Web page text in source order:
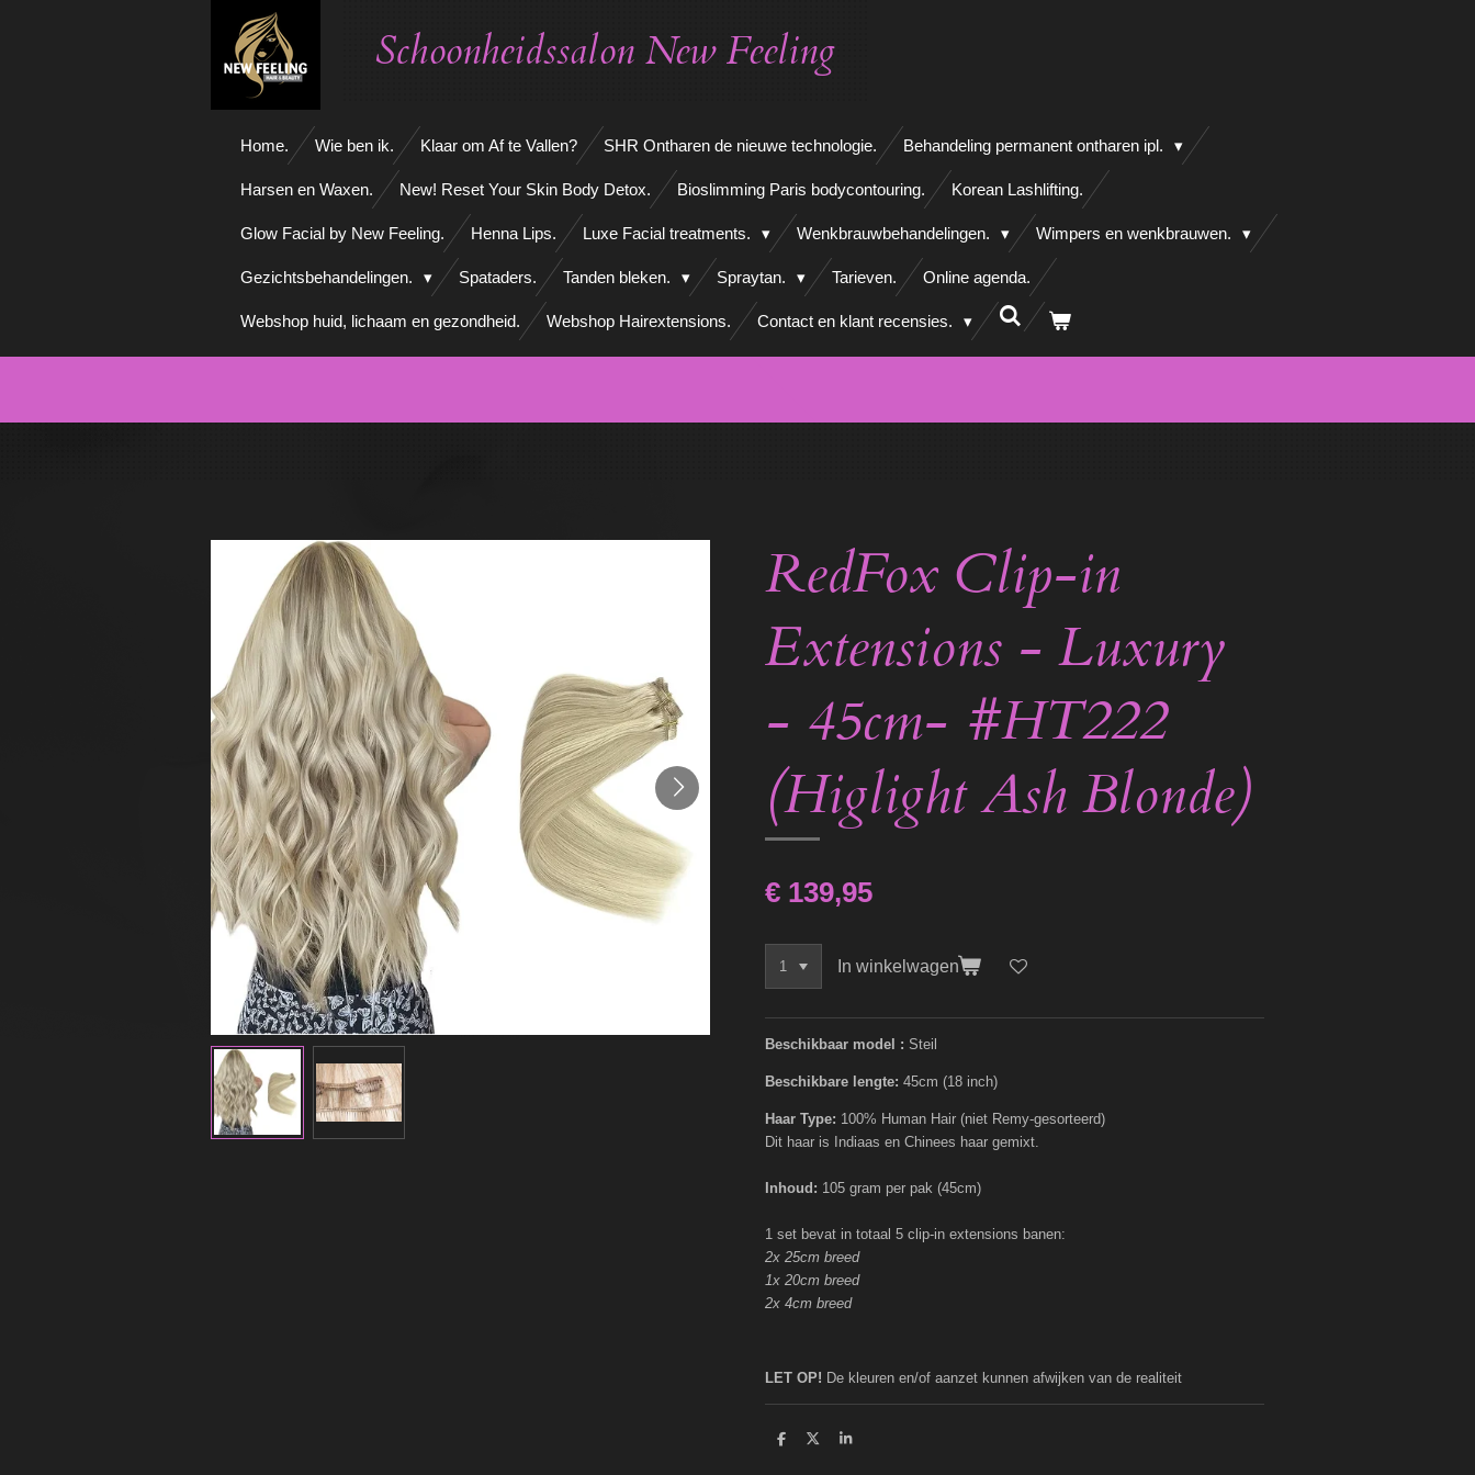
Schoonheidssalon New Feeling
Home. Wie ben ik. Klaar om Af te Vallen? SHR Ontharen de nieuwe technologie. Behandeling permanent ontharen ipl.
Harsen en Waxen. New! Reset Your Skin Body Detox. Bioslimming Paris bodycontouring. Korean Lashlifting.
Glow Facial by New Feeling. Henna Lips. Luxe Facial treatments. Wenkbrauwbehandelingen. Wimpers en wenkbrauwen.
Gezichtsbehandelingen. Spataders. Tanden bleken. Spraytan. Tarieven. Online agenda.
Webshop huid, lichaam en gezondheid. Webshop Hairextensions. Contact en klant recensies.
RedFox Clip-in
Extensions - Luxury
- 45cm- #HT222
(Higlight Ash Blonde)
€ 139,95
In winkelwagen
Beschikbaar model : Steil
Beschikbare lengte: 45cm (18 inch)
Haar Type: 100% Human Hair (niet Remy-gesorteerd)
Dit haar is Indiaas en Chinees haar gemixt.
Inhoud: 105 gram per pak (45cm)
1 set bevat in totaal 5 clip-in extensions banen:
2x 25cm breed
1x 20cm breed
2x 4cm breed
LET OP! De kleuren en/of aanzet kunnen afwijken van de realiteit
D
D
S